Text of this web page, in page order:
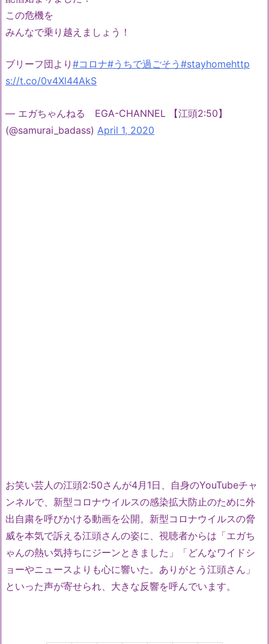
この危機を
みんなで乗り越えましょう！
ブリーフ団より #コロナ#うちで過ごそう #stayhomehttp
s://t.co/0v4Xl44AkS
— エガちゃんねる EGA-CHANNEL 【江頭2:50】
(@samurai_badass) April 1, 2020
お笑い芸人の江頭2:50さんが4月1日、自身のYouTubeチャ
ンネルで、新型コロナウイルスの感染拡大防止のために外
出自粛を呼びかける動画を公開。新型コロナウイルスの脅
威を本気で訴える江頭さんの姿に、視聴者からは「エガち
ゃんの熱い気持ちにジーンときました」「どんなワイドシ
ョーやニュースよりも心に響いた。ありがとう江頭さん」
といった声が寄せられ、大きな反響を呼んでいます。